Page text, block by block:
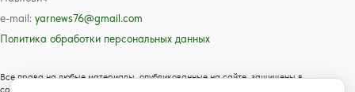
e-mail: yarnews76@gmail.com
Политика обработки персональных данных
Все права на любые материалы, опубликованные на сайте, защищены в
соответствии с российским и международным законодательством об авторском